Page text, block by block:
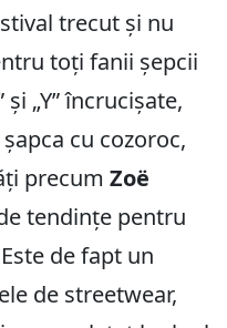
trecut și nu
toți fanii șepcii
„Y” încrucișate,
cu cozoroc,
precum Zoë
tendințe pentru
de fapt un
de streetwear,